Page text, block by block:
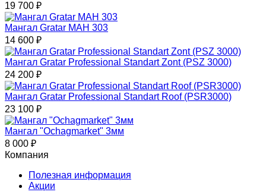
19 700 ₽
Мангал Gratar МАН 303
14 600 ₽
Мангал Gratar Professional Standart Zont (PSZ 3000)
24 200 ₽
Мангал Gratar Professional Standart Roof (PSR3000)
23 100 ₽
Мангал "Ochagmarket" 3мм
8 000 ₽
Компания
Полезная информация
Акции